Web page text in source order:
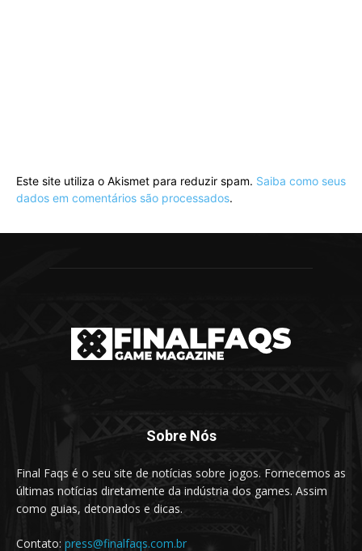
Este site utiliza o Akismet para reduzir spam. Saiba como seus
dados em comentários são processados.
Sobre Nós
Final Faqs é o seu site de notícias sobre jogos. Fornecemos as
últimas notícias diretamente da indústria dos games. Assim
como guias, detonados e dicas.
Contato: press@finalfaqs.com.br